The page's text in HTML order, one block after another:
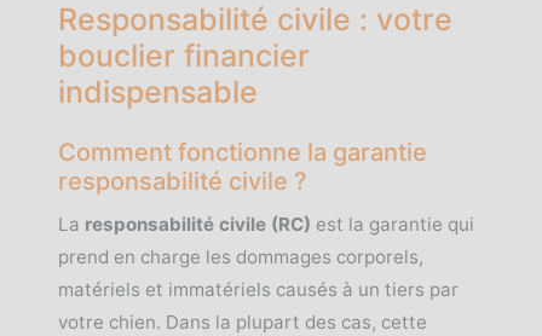
Responsabilité civile : votre
bouclier financier
indispensable
Comment fonctionne la garantie
responsabilité civile ?
La responsabilité civile (RC) est la garantie qui
prend en charge les dommages corporels,
matériels et immatériels causés à un tiers par
votre chien. Dans la plupart des cas, cette